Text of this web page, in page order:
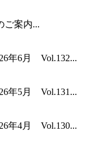
案内...
年6月 Vol.132...
年5月 Vol.131...
年4月 Vol.130...